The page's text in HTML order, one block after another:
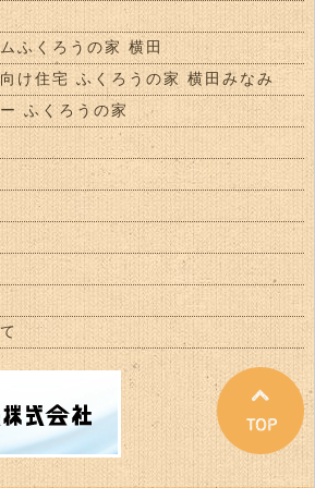
ふくろうの家 横田
け住宅 ふくろうの家 横田みなみ
ふくろうの家